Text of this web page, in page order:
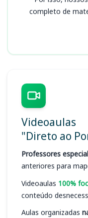
completo de
Videoaulas
"Direto ao
Professores
anteriores para
Videoaulas 100%
conteúdo
Aulas organizadas